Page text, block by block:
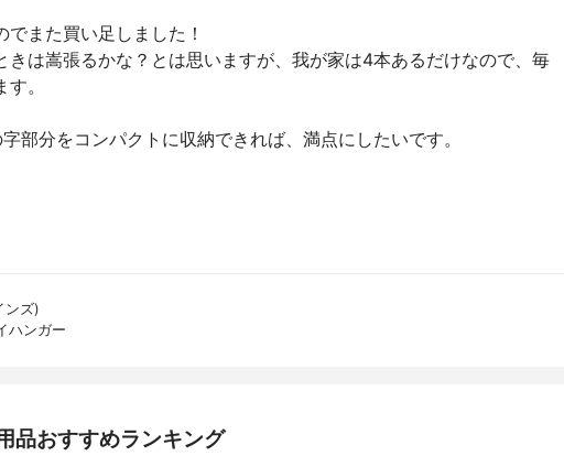
また買い足しました！
きは嵩張るかな？とは思いますが、我が家は4本あるだけなので、毎
。
部分をコンパクトに収納できれば、満点にしたいです。
ンズ)
ハンガー
品おすすめランキング